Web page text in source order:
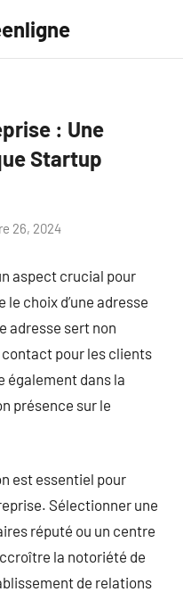
: Une
Startup
26, 2024
aspect crucial pour
choix d’une adresse
adresse sert non
pour les clients
également dans la
présence sur le
est essentiel pour
Sélectionner une
réputé ou un centre
la notoriété de
de relations